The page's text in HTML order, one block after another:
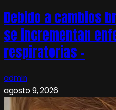
Debido a cambios
se incrementan
respiratorias –
admin
agosto 9, 2026